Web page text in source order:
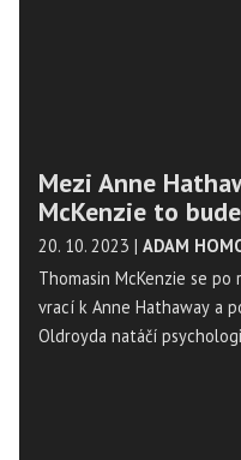
Mezi Anne
McKenzie to
20. 10. 2023 | ADAM
Thomasin McKenzie se
vrací k Anne Hathaway a
Oldroyda natáčí